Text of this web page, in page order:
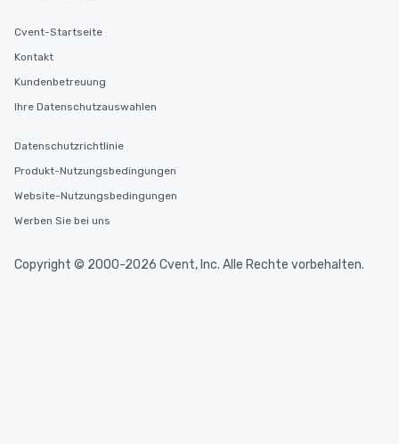
Cvent-Startseite
Kontakt
Kundenbetreuung
Ihre Datenschutzauswahlen
Datenschutzrichtlinie
Produkt-Nutzungsbedingungen
Website-Nutzungsbedingungen
Werben Sie bei uns
Copyright © 2000-2026 Cvent, Inc. Alle Rechte vorbehalten.